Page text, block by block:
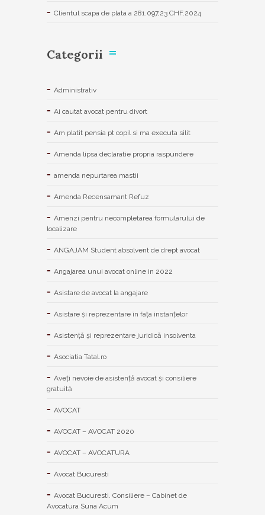
Clientul scapa de plata a 281.097,23 CHF.2024
Categorii
Administrativ
Ai cautat avocat pentru divort
Am platit pensia pt copil si ma executa silit
Amenda lipsa declaratie propria raspundere
amenda nepurtarea mastii
Amenda Recensamant Refuz
Amenzi pentru necompletarea formularului de
localizare
ANGAJAM Student absolvent de drept avocat
Angajarea unui avocat online in 2022
Asistare de avocat la angajare
Asistare și reprezentare în fața instanțelor
Asistență și reprezentare juridică insolventa
Asociatia Tatal.ro
Aveţi nevoie de asistenţă avocat şi consiliere
gratuită
AVOCAT
AVOCAT – AVOCAT 2020
AVOCAT – AVOCATURA
Avocat Bucuresti
Avocat Bucuresti. Consiliere – Cabinet de
Avocatura Suna Acum